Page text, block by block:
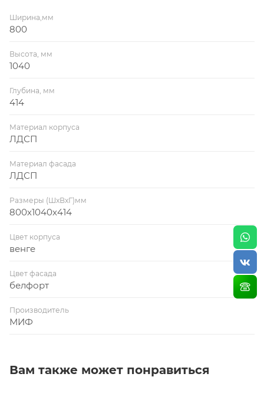
Ширина,мм
800
Высота, мм
1040
Глубина, мм
414
Материал корпуса
ЛДСП
Материал фасада
ЛДСП
Размеры (ШхВхГ)мм
800х1040х414
Цвет корпуса
венге
Цвет фасада
белфорт
Производитель
МИФ
Вам также может понравиться